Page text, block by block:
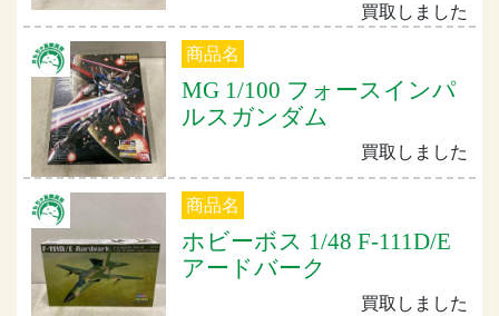
買取しました
商品名
MG 1/100 フォースインパ
ルスガンダム
買取しました
商品名
ホビーボス 1/48 F-111D/E
アードバーク
買取しました